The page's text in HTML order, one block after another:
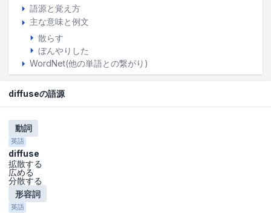
語源と覚え方
主な意味と例文
散らす
ぼんやりした
WordNet(他の単語との繋がり)
diffuseの語源
動詞
英語
diffuse
拡散する
広める
分散する
形容詞
英語